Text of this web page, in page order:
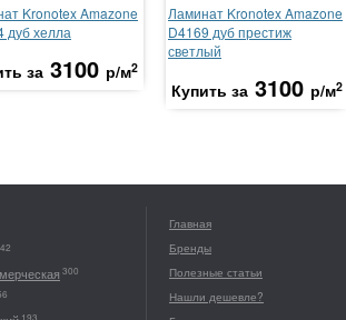
Kronotex Amazone
дуб хелла
за 3100 р/м2
Ламинат Kronotex Amazone
D4169 дуб престиж
светлый
Купить за 3100 р/м2
300
193
Главная
Бренды
Полезные статьи
Нашли дешевле?